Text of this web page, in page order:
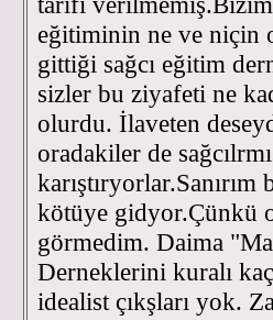
eğitiminin ne ve niçin
gittiği sağcı eğitim
sizler bu ziyafeti ne
olurdu. İlaveten
oradakiler de
kötüye gidyor.Çünkü
görmedim. Daima
Derneklerini kuralı
idealist çıkşları yok.